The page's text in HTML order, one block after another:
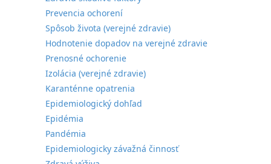
Prevencia ochorení
Spôsob života (verejné zdravie)
Hodnotenie dopadov na verejné zdravie
Prenosné ochorenie
Izolácia (verejné zdravie)
Karanténne opatrenia
Epidemiologický dohľad
Epidémia
Pandémia
Epidemiologicky závažná činnosť